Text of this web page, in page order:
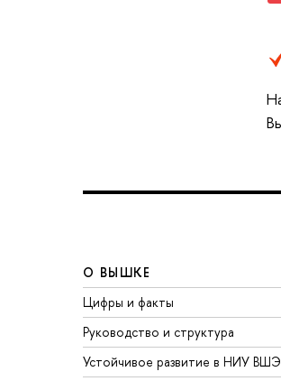
О ВЫШКЕ
Цифры и факты
Руководство и структура
Устойчивое развитие в НИУ ВШЭ